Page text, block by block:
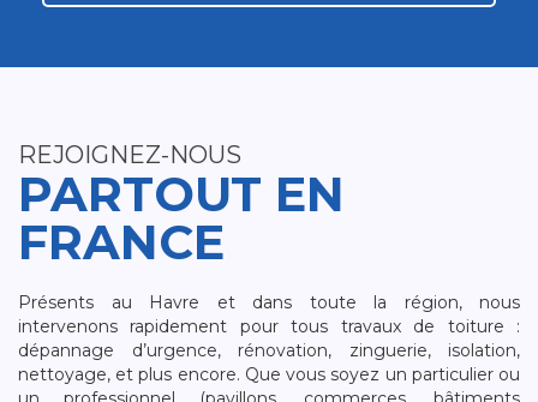
REJOIGNEZ-NOUS
PARTOUT EN
FRANCE
Présents au Havre et dans toute la région, nous
intervenons rapidement pour tous travaux de toiture :
dépannage d’urgence, rénovation, zinguerie, isolation,
nettoyage, et plus encore. Que vous soyez un particulier ou